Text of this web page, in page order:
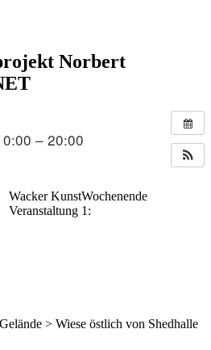
Norbert
– 20:00
Wacker KunstWochenende
Veranstaltung 1:
> Wiese östlich von Shedhalle